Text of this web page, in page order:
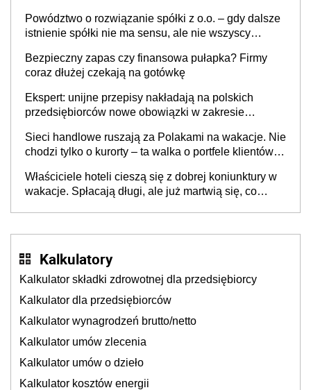
Powództwo o rozwiązanie spółki z o.o. – gdy dalsze
istnienie spółki nie ma sensu, ale nie wszyscy
Bezpieczny zapas czy finansowa pułapka? Firmy
coraz dłużej czekają na gotówkę
Ekspert: unijne przepisy nakładają na polskich
przedsiębiorców nowe obowiązki w zakresie
Sieci handlowe ruszają za Polakami na wakacje. Nie
chodzi tylko o kurorty – ta walka o portfele klientów
cichu
Właściciele hoteli cieszą się z dobrej koniunktury w
wakacje. Spłacają długi, ale już martwią się, co
Kalkulatory
Kalkulator składki zdrowotnej dla przedsiębiorcy
Kalkulator dla przedsiębiorców
Kalkulator wynagrodzeń brutto/netto
Kalkulator umów zlecenia
Kalkulator umów o dzieło
Kalkulator kosztów energii